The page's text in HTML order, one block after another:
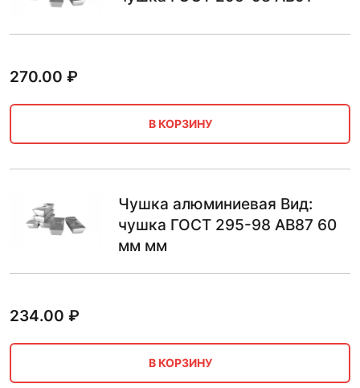
270.00 ₽
В КОРЗИНУ
Чушка алюминиевая Вид:
чушка ГОСТ 295-98 АВ87 60
мм мм
234.00 ₽
В КОРЗИНУ